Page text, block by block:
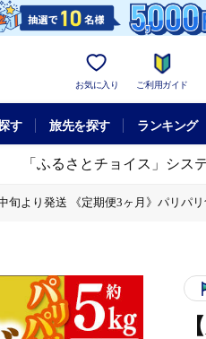
お気に入り ご利用ガイド
す 旅先を探す ランキング
「ふるさとチョイス」シス
旬より発送 《定期便3ヶ月》パリパ